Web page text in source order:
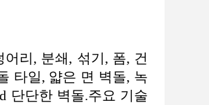
리, 분쇄, 섞기, 폼, 건
타일, 얇은 면 벽돌, 녹
단단한 벽돌.주요 기술